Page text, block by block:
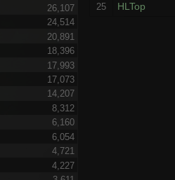
26,107
24,514
20,891
18,396
17,993
17,073
14,207
8,312
6,160
6,054
4,721
4,227
25 HLTop